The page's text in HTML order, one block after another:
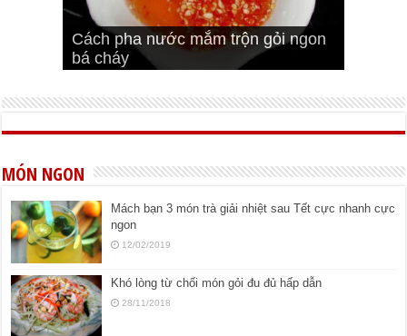
Cách pha nước mắm trộn gỏi ngon
bá cháy
Bí quyết để chiên đậu hũ giòn ngon
Cách ướp sườn non nướng ngon
đúng vị
Cách ướp thịt heo chiên ngon mềm
Bật mí cách ướp sườn cơm tấm
ngon
MÓN NGON
Mách bạn 3 món trà giải nhiệt sau Tết cực nhanh cực
ngon
12/02/2019
Khó lòng từ chối món gỏi đu đủ hấp dẫn
28/11/2018